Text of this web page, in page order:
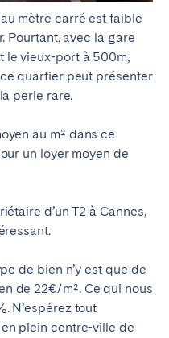
mètre carré est faible
Pourtant, avec la gare
le vieux-port à 500m,
quartier peut présenter
perle rare.
au m² dans ce
un loyer moyen de
d’un T2 à Cannes,
de bien n’y est que de
de 22€/m². Ce qui nous
N’espérez tout
plein centre-ville de